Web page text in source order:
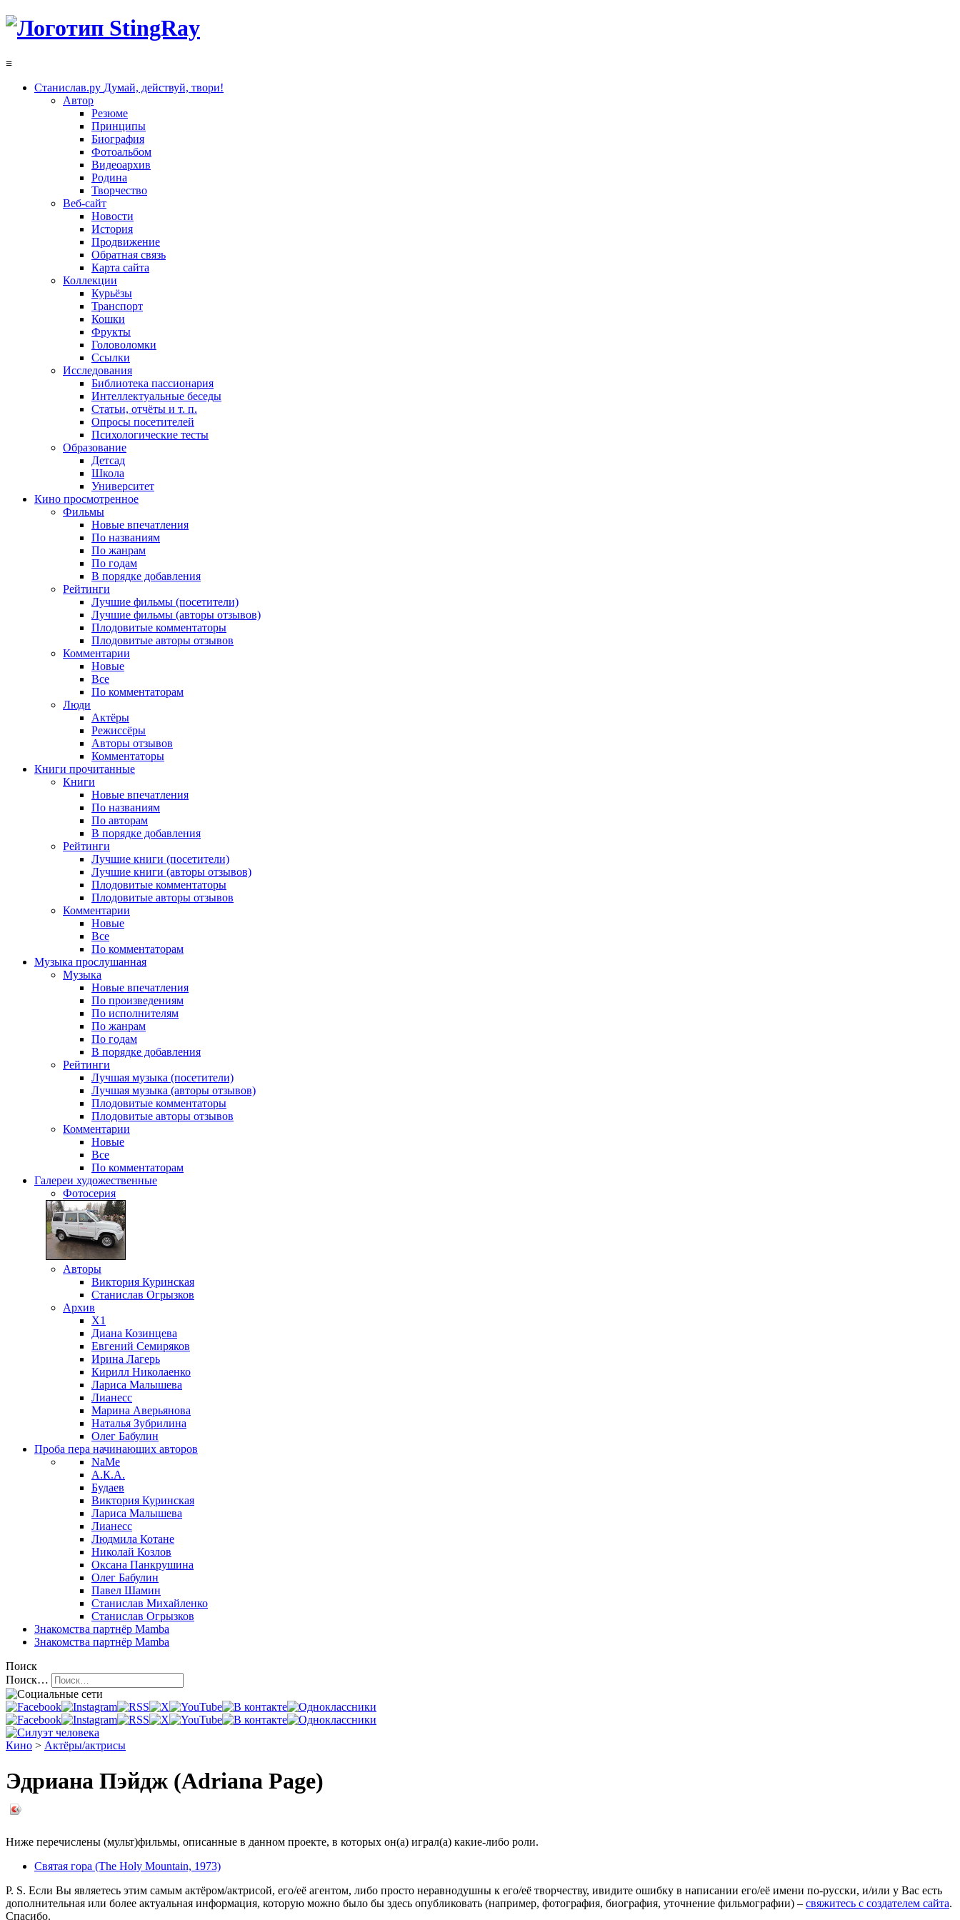
≡
Станислав.ру Думай, действуй, твори!
Автор
Резюме
Принципы
Биография
Фотоальбом
Видеоархив
Родина
Творчество
Веб-сайт
Новости
История
Продвижение
Обратная связь
Карта сайта
Коллекции
Курьёзы
Транспорт
Кошки
Фрукты
Головоломки
Ссылки
Исследования
Библиотека пассионария
Интеллектуальные беседы
Статьи, отчёты и т. п.
Опросы посетителей
Психологические тесты
Образование
Детсад
Школа
Университет
Кино просмотренное
Фильмы
Новые впечатления
По названиям
По жанрам
По годам
В порядке добавления
Рейтинги
Лучшие фильмы (посетители)
Лучшие фильмы (авторы отзывов)
Плодовитые комментаторы
Плодовитые авторы отзывов
Комментарии
Новые
Все
По комментаторам
Люди
Актёры
Режиссёры
Авторы отзывов
Комментаторы
Книги прочитанные
Книги
Новые впечатления
По названиям
По авторам
В порядке добавления
Рейтинги
Лучшие книги (посетители)
Лучшие книги (авторы отзывов)
Плодовитые комментаторы
Плодовитые авторы отзывов
Комментарии
Новые
Все
По комментаторам
Музыка прослушанная
Музыка
Новые впечатления
По произведениям
По исполнителям
По жанрам
По годам
В порядке добавления
Рейтинги
Лучшая музыка (посетители)
Лучшая музыка (авторы отзывов)
Плодовитые комментаторы
Плодовитые авторы отзывов
Комментарии
Новые
Все
По комментаторам
Галереи художественные
Фотосерия
Авторы
Виктория Куринская
Станислав Огрызков
Архив
X1
Диана Козинцева
Евгений Семиряков
Ирина Лагерь
Кирилл Николаенко
Лариса Малышева
Лианесс
Марина Аверьянова
Наталья Зубрилина
Олег Бабулин
Проба пера начинающих авторов
NaMe
А.К.А.
Будаев
Виктория Куринская
Лариса Малышева
Лианесс
Людмила Котане
Николай Козлов
Оксана Панкрушина
Олег Бабулин
Павел Шамин
Станислав Михайленко
Станислав Огрызков
Знакомства партнёр Mamba
Знакомства партнёр Mamba
Поиск
Поиск…
Кино > Актёры/актрисы
Эдриана Пэйдж (Adriana Page)
Ниже перечислены (мульт)фильмы, описанные в данном проекте, в которых он(а) играл(а) какие-либо роли.
Святая гора (The Holy Mountain, 1973)
P. S. Если Вы являетесь этим самым актёром/актрисой, его/её агентом, либо просто неравнодушны к его/её творчеству, ивидите ошибку в написании его/её имени по-русски, и/или у Вас есть
дополнительная или более актуальная информация, которую можно было бы здесь опубликовать (например, фотография, биография, уточнение фильмографии) – свяжитесь с создателем сайта.
Спасибо.